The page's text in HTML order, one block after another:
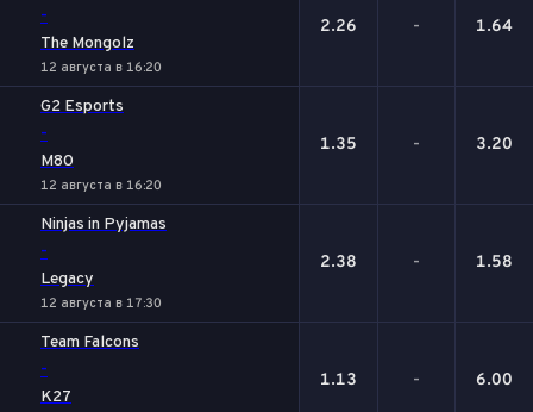
-
The Mongolz
12 августа в 16:20
2.26 - 1.64
G2 Esports
-
M80
12 августа в 16:20
1.35 - 3.20
Ninjas in Pyjamas
-
Legacy
12 августа в 17:30
2.38 - 1.58
Team Falcons
-
K27
1.13 - 6.00